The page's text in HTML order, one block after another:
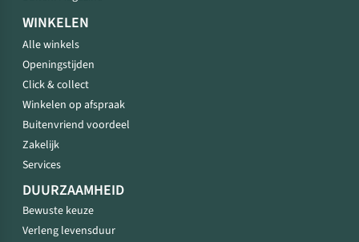
WINKELEN
Alle winkels
Openingstijden
Click & collect
Winkelen op afspraak
Buitenvriend voordeel
Zakelijk
Services
DUURZAAMHEID
Bewuste keuze
Verleng levensduur